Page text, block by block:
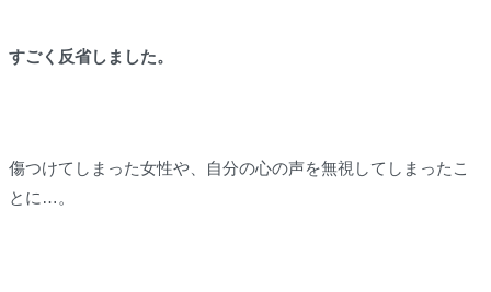
すごく反省しました。
傷つけてしまった女性や、自分の心の声を無視してしまったこ
とに…。